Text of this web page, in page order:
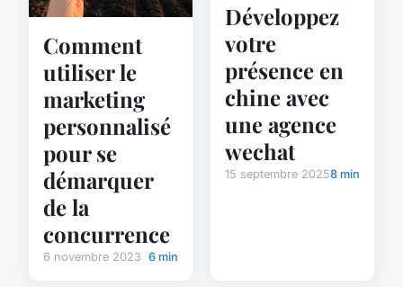
Comment
utiliser le
marketing
personnalisé
pour se
démarquer
de la
concurrence
6 novembre 2023 6 min
Développez
votre
présence en
chine avec
une agence
wechat
15 septembre 20258 min